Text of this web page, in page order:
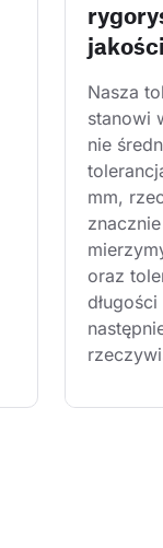
Nasza
stanowi
nie
mm,
oraz